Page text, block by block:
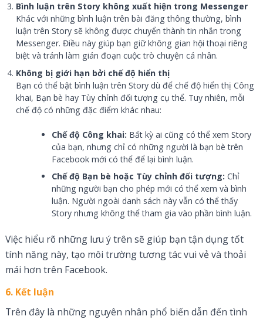
Bình luận trên Story không xuất hiện trong Messenger
Khác với những bình luận trên bài đăng thông thường, bình
luận trên Story sẽ không được chuyển thành tin nhắn trong
Messenger. Điều này giúp bạn giữ không gian hội thoại riêng
biệt và tránh làm gián đoạn cuộc trò chuyện cá nhân.
Không bị giới hạn bởi chế độ hiển thị
Bạn có thể bật bình luận trên Story dù để chế độ hiển thị Công
khai, Bạn bè hay Tùy chỉnh đối tượng cụ thể. Tuy nhiên, mỗi
chế độ có những đặc điểm khác nhau:
Chế độ Công khai: Bất kỳ ai cũng có thể xem Story
của bạn, nhưng chỉ có những người là bạn bè trên
Facebook mới có thể để lại bình luận.
Chế độ Bạn bè hoặc Tùy chỉnh đối tượng: Chỉ
những người bạn cho phép mới có thể xem và bình
luận. Người ngoài danh sách này vẫn có thể thấy
Story nhưng không thể tham gia vào phần bình luận.
Việc hiểu rõ những lưu ý trên sẽ giúp bạn tận dụng tốt
tính năng này, tạo môi trường tương tác vui vẻ và thoải
mái hơn trên Facebook.
6. Kết luận
Trên đây là những nguyên nhân phổ biến dẫn đến tình